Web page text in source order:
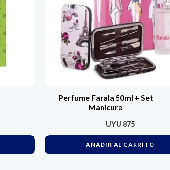
Perfume Farala 50ml + Set
Manicure
UYU 875
AÑADIR AL CARRITO